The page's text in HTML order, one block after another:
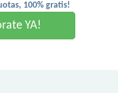
100% gratis!
YA!